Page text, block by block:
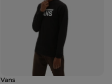
Vans